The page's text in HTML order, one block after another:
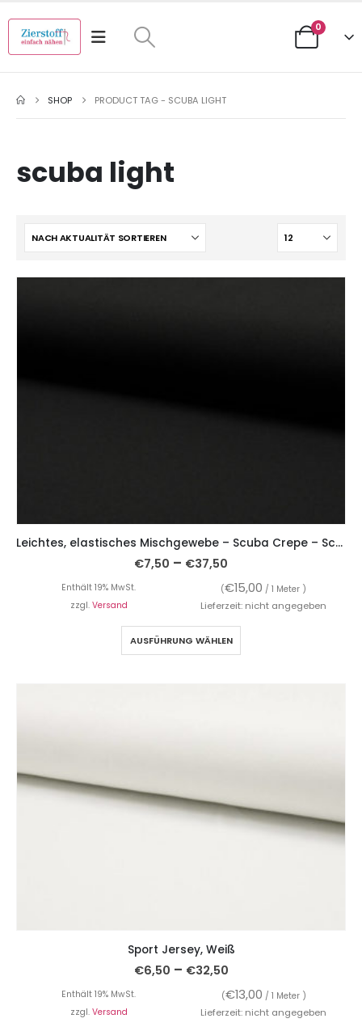
0
SHOP PRODUCT TAG - SCUBA LIGHT
scuba light
Leichtes, elastisches Mischgewebe – Scuba Crepe – Schwarz
€7,50 – €37,50
Enthält 19% MwSt. (€15,00 / 1 Meter )
zzgl. Versand Lieferzeit: nicht angegeben
AUSFÜHRUNG WÄHLEN
Sport Jersey, Weiß
€6,50 – €32,50
Enthält 19% MwSt. (€13,00 / 1 Meter )
zzgl. Versand Lieferzeit: nicht angegeben